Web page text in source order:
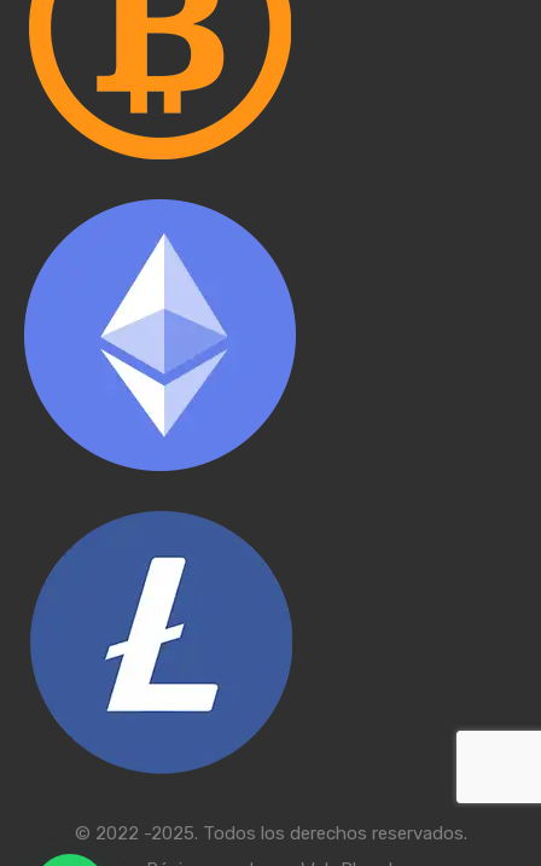
© 2022 -2025. Todos los derechos reservados.